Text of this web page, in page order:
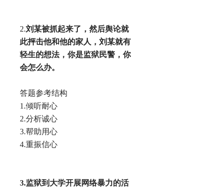
2.刘某被抓起来了，然后舆论就
此抨击他和他的家人，刘某就有
轻生的想法，你是监狱民警，你
会怎么办。
答题参考结构
1.倾听耐心
2.分析诚心
3.帮助用心
4.重振信心
3.监狱到大学开展网络暴力的活